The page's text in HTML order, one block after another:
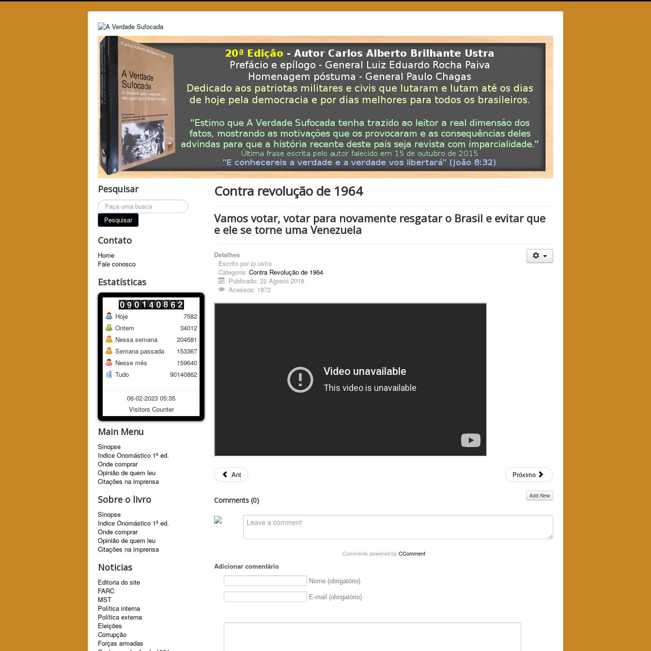
Pesquisar
Pesquisar...
Pesquisar
Contato
Home
Fale conosco
Estatísticas
Hoje
Ontem
Nessa semana
Semana passada
Nesse mês
Tudo
7582
34012
204581
153367
159640
90140862
06-02-2023 05:35
Visitors Counter
Main Menu
Sinopse
Indice Onomástico 1ª ed.
Onde comprar
Opinião de quem leu
Citações na imprensa
Sobre o livro
Sinopse
Indice Onomástico 1ª ed.
Onde comprar
Opinião de quem leu
Citações na imprensa
Noticias
Editoria do site
FARC
MST
Política interna
Política externa
Eleições
Corrupção
Forças armadas
Contra revolução de 1964
Vamos votar, votar para novamente resgatar o Brasil e evitar que
e ele se torne uma Venezuela
Detalhes
Escrito por jo.ustra
Categoria: Contra Revolução de 1964
Publicado: 22 Agosto 2018
Acessos: 1872
Ant Próximo
Comments (0) Add New
Comments powered by CComment
Adicionar comentário
Nome (obrigatório)
E-mail (obrigatório)